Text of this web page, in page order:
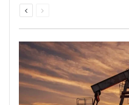
الصفحةالصفحة